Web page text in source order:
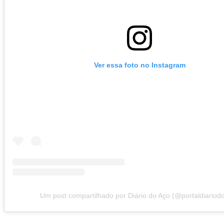
Ver essa foto no Instagram
Um post compartilhado por Diário do Aço